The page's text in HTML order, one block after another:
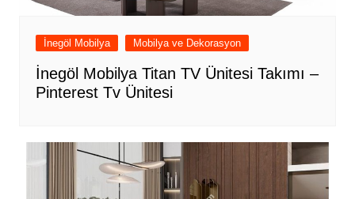
İnegöl Mobilya Mobilya ve Dekorasyon
İnegöl Mobilya Titan TV Ünitesi Takımı –
Pinterest Tv Ünitesi